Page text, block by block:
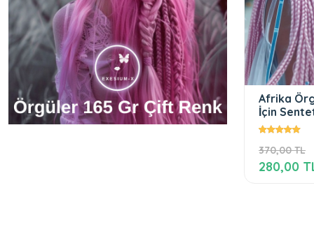
Afrika
İçin
Pink2
370,00 TL
280,00